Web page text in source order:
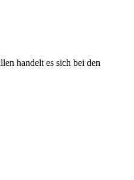
handelt es sich bei den